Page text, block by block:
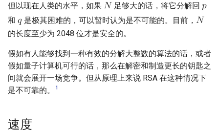
但以现在人类的水平，如果 𝑁足够大的话，将它分解回 𝑝
和 𝑞是极其困难的，可以暂时认为是不可能的。目前， 𝑁
的长度至少为 2048 位才是安全的。
假如有人能够找到一种有效的分解大整数的算法的话，或者
假如量子计算机可行的话，那么在解密和制造更长的钥匙之
间就会展开一场竞争。但从原理上来说 RSA 在这种情况下
是不可靠的。
1
速度